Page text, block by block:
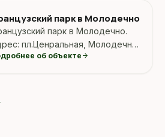
парк в Молодечно
парк в Молодечно.
пл.Ценральная, Молодечно,
об объекте arrow_forward